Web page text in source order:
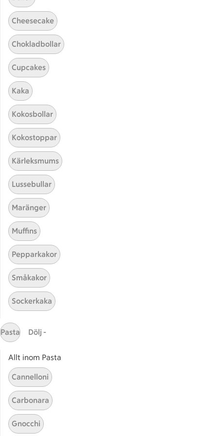
Testa att söka på något nytt, eller ta bort något av
Burgare
Här hittar du alla goda recept du har sparat och
Sidfot
Start
Få snabbt svar
FAQ
Cheesecake
Chokladbollar
Cupcakes
Kaka
Kokosbollar
Kokostoppar
Kärleksmums
Lussebullar
Maränger
Muffins
Pepparkakor
Småkakor
Sockerkaka
Pasta Dölj -
Allt inom Pasta
Cannelloni
Carbonara
Gnocchi